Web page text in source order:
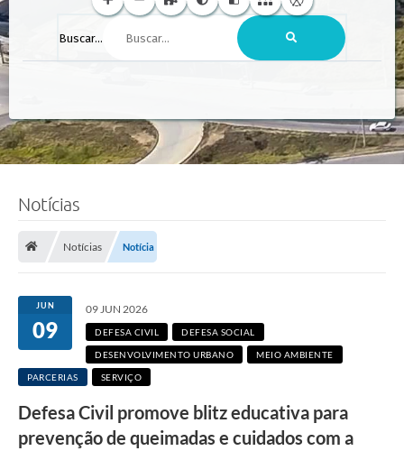
Buscar...
Notícias
Notícias Notícia
JUN
09
09 JUN 2026
DEFESA CIVIL DEFESA SOCIAL
DESENVOLVIMENTO URBANO MEIO AMBIENTE
PARCERIAS SERVIÇO
Defesa Civil promove blitz educativa para
prevenção de queimadas e cuidados com a
R
i
c
a
o
L
i